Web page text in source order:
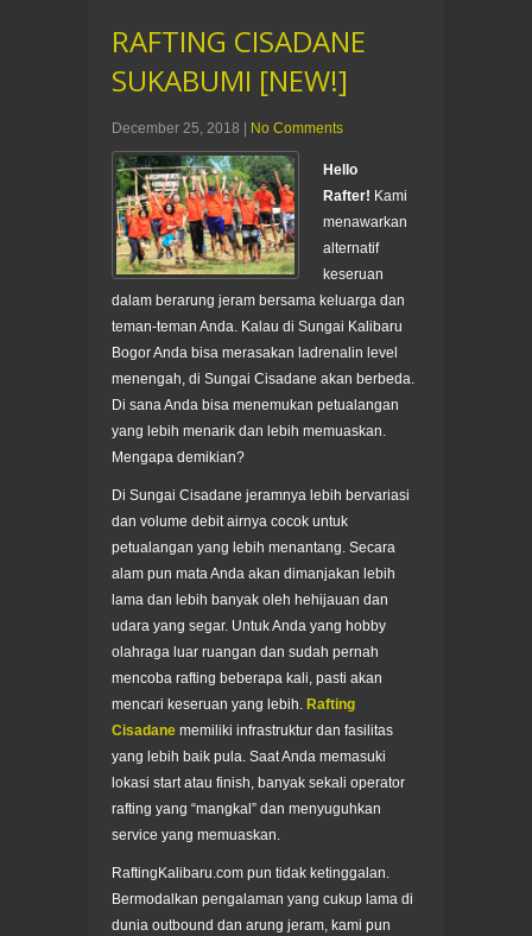
RAFTING CISADANE
SUKABUMI [NEW!]
December 25, 2018 No Comments
Hello
Rafter! Kami
menawarkan
alternatif
keseruan
dalam berarung jeram bersama keluarga dan
teman-teman Anda. Kalau di Sungai Kalibaru
Bogor Anda bisa merasakan ladrenalin level
menengah, di Sungai Cisadane akan berbeda.
Di sana Anda bisa menemukan petualangan
yang lebih menarik dan lebih memuaskan.
Mengapa demikian?
Di Sungai Cisadane jeramnya lebih bervariasi
dan volume debit airnya cocok untuk
petualangan yang lebih menantang. Secara
alam pun mata Anda akan dimanjakan lebih
lama dan lebih banyak oleh hehijauan dan
udara yang segar. Untuk Anda yang hobby
olahraga luar ruangan dan sudah pernah
mencoba rafting beberapa kali, pasti akan
mencari keseruan yang lebih. Rafting
Cisadane memiliki infrastruktur dan fasilitas
yang lebih baik pula. Saat Anda memasuki
lokasi start atau finish, banyak sekali operator
rafting yang “mangkal” dan menyuguhkan
service yang memuaskan.
RaftingKalibaru.com pun tidak ketinggalan.
Bermodalkan pengalaman yang cukup lama di
dunia outbound dan arung jeram, kami pun